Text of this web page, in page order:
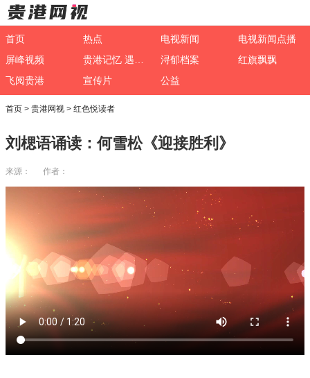
首页 热点 电视新闻
电视新闻点播
屏峰视频
浔郁档案
红旗飘飘
飞阅贵港
宣传片 公益
首页 > 贵港网视 > 红色悦读者
刘楒语诵读：何雪松《迎接胜利》
来源： 作者：